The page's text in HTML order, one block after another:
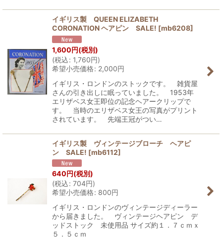
イギリス製 QUEEN ELIZABETH
CORONATION ヘアピン SALE! [mb6208]
1,600円(税別)
(税込: 1,760円)
希望小売価格: 2,000円
イギリス・ロンドンのストックです。 雑貨屋
さんの引き出しに眠っていました。 1953年
エリザベス女王即位の記念ヘアークリップで
す。 当時のエリザベス女王の写真がプリント
されています。 先端王冠がつい…
イギリス製 ヴィンテージブローチ ヘアピ
ン SALE! [mb6112]
640円(税別)
(税込: 704円)
希望小売価格: 800円
イギリス・ロンドンのヴィンテージディーラー
から届きました。 ヴィンテージヘアピン デ
ッドストック 未使用品 サイズ約１．７ｃｍｘ
５．５ｃｍ